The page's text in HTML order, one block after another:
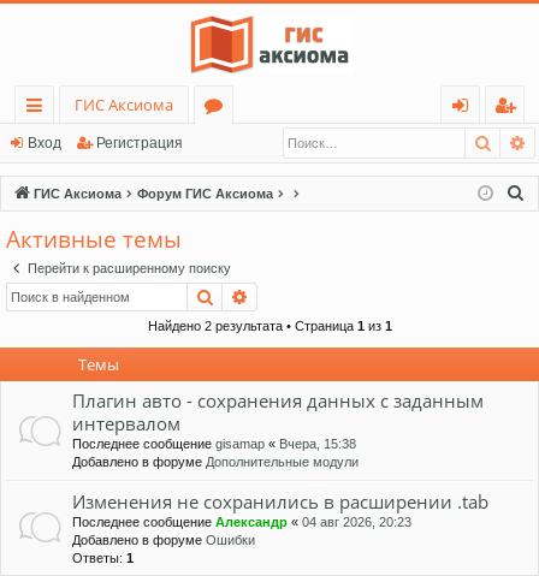
с
ы
лк
и
ГИС Аксиома
ру
м
д
ег
ис
тр
Вход Регистрация
ГИС Аксиома Форум ГИС Аксиома
Активные темы
Перейти к расширенному поиску
Поиск
Найдено 2 результата • Страница 1из 1
Темы
Плагин авто - сохранения данных с заданным
интервалом
Последнее сообщение gisamap « Вчера, 15:38
Добавлено в форуме Дополнительные модули
Изменения не сохранились в расширении .tab
Последнее сообщение Александр « 04 авг 2026, 20:23
Добавлено в форуме Ошибки
Ответы: 1